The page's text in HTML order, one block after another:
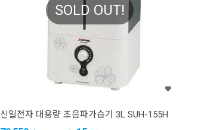
SOLD OUT!
신일전자 대용량 초음파가습기 3L SUH-155H